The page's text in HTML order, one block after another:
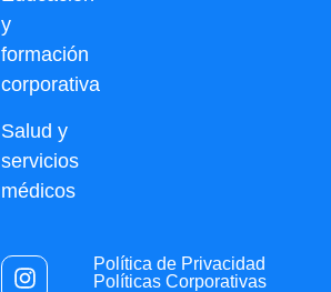
y
formación
corporativa
Salud y
servicios
médicos
Política de Privacidad
Políticas Corporativas